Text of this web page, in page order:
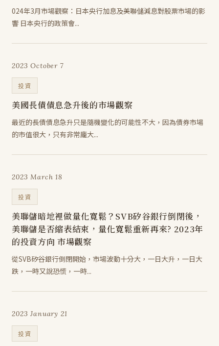
024年3月市場觀察：日本央行加息及美聯儲減息對股票市場的影
響 日本央行的政策會...
2023 October 7
投資
美國長債債息急升後的市場觀察
最近的長債債息急升只是隨機變化的可能性不大，因為債券市場
的市值很大，只有非常龐大...
2023 March 18
投資
美聯儲暗地裡做量化寛鬆？SVB矽谷銀行倒閉後，
美聯儲是否縮表結束，量化寛鬆重新再來? 2023年
的投資方向 市場觀察
從SVB矽谷銀行倒閉開始，市場波動十分大，一日大升，一日大
跌，一時又說恐慌，一時...
2023 January 21
投資